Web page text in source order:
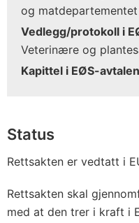
og matdepartementet
Vedlegg/protokoll i
Veterinære og
Kapittel i EØS-
Status
Rettsakten er vedtatt i
Rettsakten skal
med at den trer i kraft i